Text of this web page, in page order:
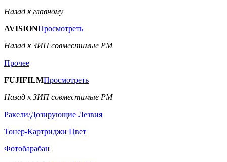
Назад к главному
AVISIONПросмотреть
Назад к ЗИП совместимые РМ
Прочее
FUJIFILMПросмотреть
Назад к ЗИП совместимые РМ
Ракели/Дозирующие Лезвия
Тонер-Картриджи Цвет
Фотобарабан